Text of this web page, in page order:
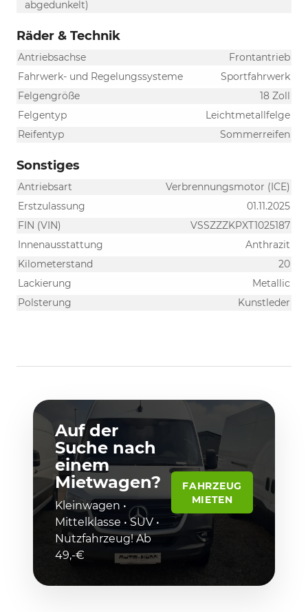
abgedunkelt)
Räder & Technik
Antriebsachse
Frontantrieb
Fahrwerk- und Regelungssysteme
Sportfahrwerk
Felgengröße
18 Zoll
Felgentyp
Leichtmetallfelge
Reifentyp
Sommerreifen
Sonstiges
Antriebsart
Verbrennungsmotor (ICE)
Erstzulassung
01.11.2025
FIN (VIN)
VSSZZZKPXT1025187
Innenausstattung
Anthrazit
Kilometerstand
20
Lackierung
Metallic
Polsterung
Kunstleder
Auf der
Suche nach
einem
Mietwagen?
Kleinwagen •
Mittelklasse • SUV •
Nutzfahrzeug! Ab
49,-€
FAHRZEUG
MIETEN